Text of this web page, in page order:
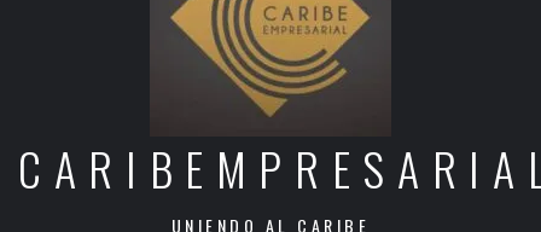
UNIENDO AL CARIBE